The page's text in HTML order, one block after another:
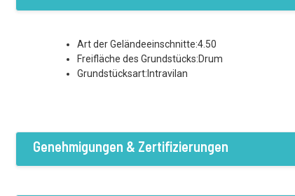
Art der Geländeeinschnitte:4.50
Freifläche des Grundstücks:Drum
Grundstücksart:Intravilan
Genehmigungen & Zertifizierungen